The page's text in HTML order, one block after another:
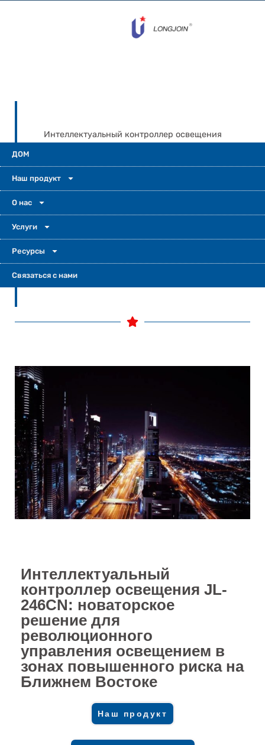
ДОМ
Наш продукт
О нас
Услуги
Ресурсы
Связаться с нами
Интеллектуальный контроллер освещения
безопасность, надёжность и
эффективность имеют первостепенное
значение. Благодаря Интернету вещей,
удалённому управлению, защите IP67 и
мониторингу в режиме реального времени
управлению освещением в суровых
Интеллектуальный
контроллер освещения JL-
246CN: новаторское
решение для
революционного
управления освещением в
зонах повышенного риска на
Ближнем Востоке
Наш продукт